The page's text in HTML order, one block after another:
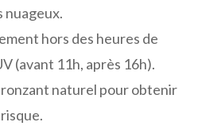
nuageux.
hors des heures de
(avant 11h, après 16h).
naturel pour obtenir